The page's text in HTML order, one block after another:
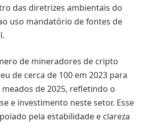
das diretrizes ambientais do
uso mandatório de fontes de
de mineradores de cripto
de cerca de 100 em 2023 para
meados de 2025, refletindo o
e investimento neste setor. Esse
pela estabilidade e clareza